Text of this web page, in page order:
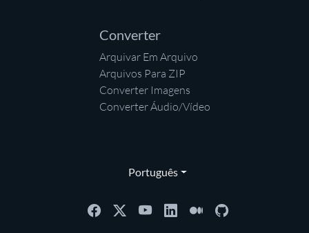
Converter
Arquivar Em Arquivo
Arquivos Para ZIP
Converter Imagens
Converter Áudio/Vídeo
Português